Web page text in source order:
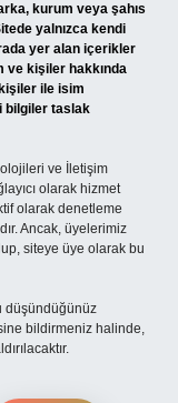
kurum veya şahıs
yalnızca kendi
yer alan içerikler
ve kişiler hakkında
ile isim
bilgiler taslak
ve İletişim
olarak hizmet
olarak denetleme
Ancak, üyelerimiz
siteye üye olarak bu
düşündüğünüz
bildirmeniz halinde,